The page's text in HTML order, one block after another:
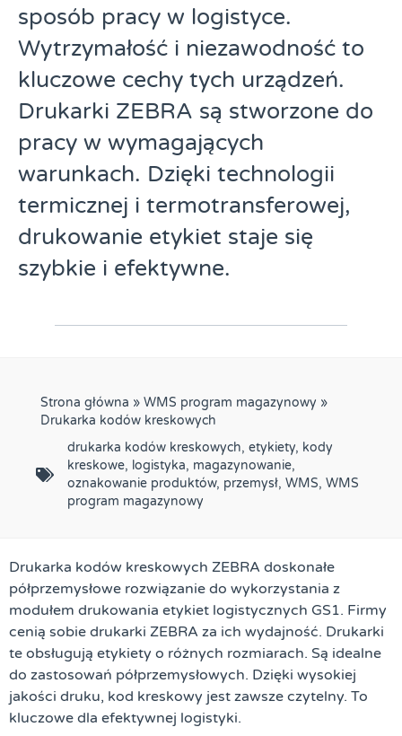
sposób pracy w logistyce.
Wytrzymałość i niezawodność to
kluczowe cechy tych urządzeń.
Drukarki ZEBRA są stworzone do
pracy w wymagających
warunkach. Dzięki technologii
termicznej i termotransferowej,
drukowanie etykiet staje się
szybkie i efektywne.
Strona główna » WMS program magazynowy »
Drukarka kodów kreskowych
drukarka kodów kreskowych, etykiety, kody
kreskowe, logistyka, magazynowanie,
oznakowanie produktów, przemysł, WMS, WMS
program magazynowy
Drukarka kodów kreskowych ZEBRA doskonałe
półprzemysłowe rozwiązanie do wykorzystania z
modułem drukowania etykiet logistycznych GS1. Firmy
cenią sobie drukarki ZEBRA za ich wydajność. Drukarki
te obsługują etykiety o różnych rozmiarach. Są idealne
do zastosowań półprzemysłowych. Dzięki wysokiej
jakości druku, kod kreskowy jest zawsze czytelny. To
kluczowe dla efektywnej logistyki.